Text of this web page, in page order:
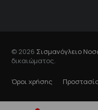
© 2026 Σισμανόγλειο
δικαιώματος.
Όροι χρήσης